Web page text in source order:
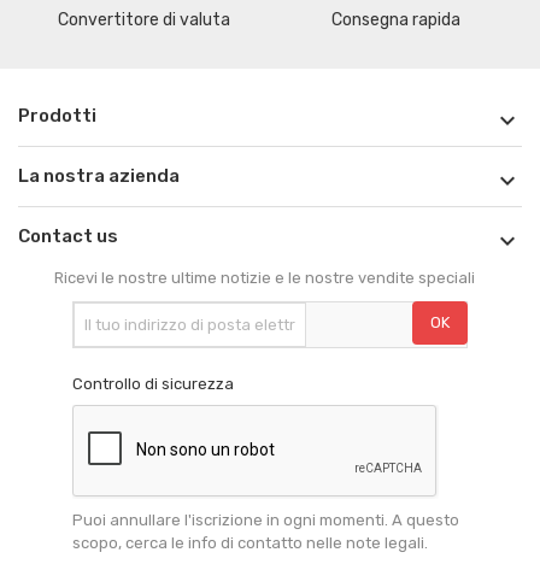
Convertitore di valuta Consegna rapida
Prodotti 
La nostra azienda 
Contact us 
Ricevi le nostre ultime notizie e le nostre vendite speciali
Controllo di sicurezza
Puoi annullare l'iscrizione in ogni momenti. A questo
scopo, cerca le info di contatto nelle note legali.